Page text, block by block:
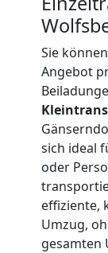
Sie
Angebot
sich ideal
oder
effiziente,
Umzug,
gesamten
Umzug
Umzug